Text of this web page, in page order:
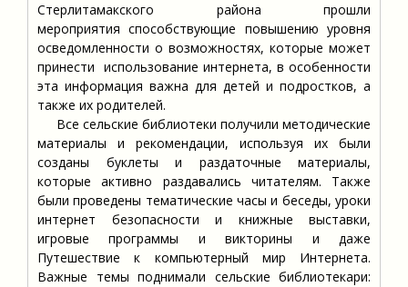
Стерлитамакского района прошли
мероприятия способствующие повышению уровня
осведомленности о возможностях, которые может
принести использование интернета, в особенности
эта информация важна для детей и подростков, а
также их родителей.
Все сельские библиотеки получили методические
материалы и рекомендации, используя их были
созданы буклеты и раздаточные материалы,
которые активно раздавались читателям. Также
были проведены тематические часы и беседы, уроки
интернет безопасности и книжные выставки,
игровые программы и викторины и даже
Путешествие к компьютерный мир Интернета.
Важные темы поднимали сельские библиотекари: